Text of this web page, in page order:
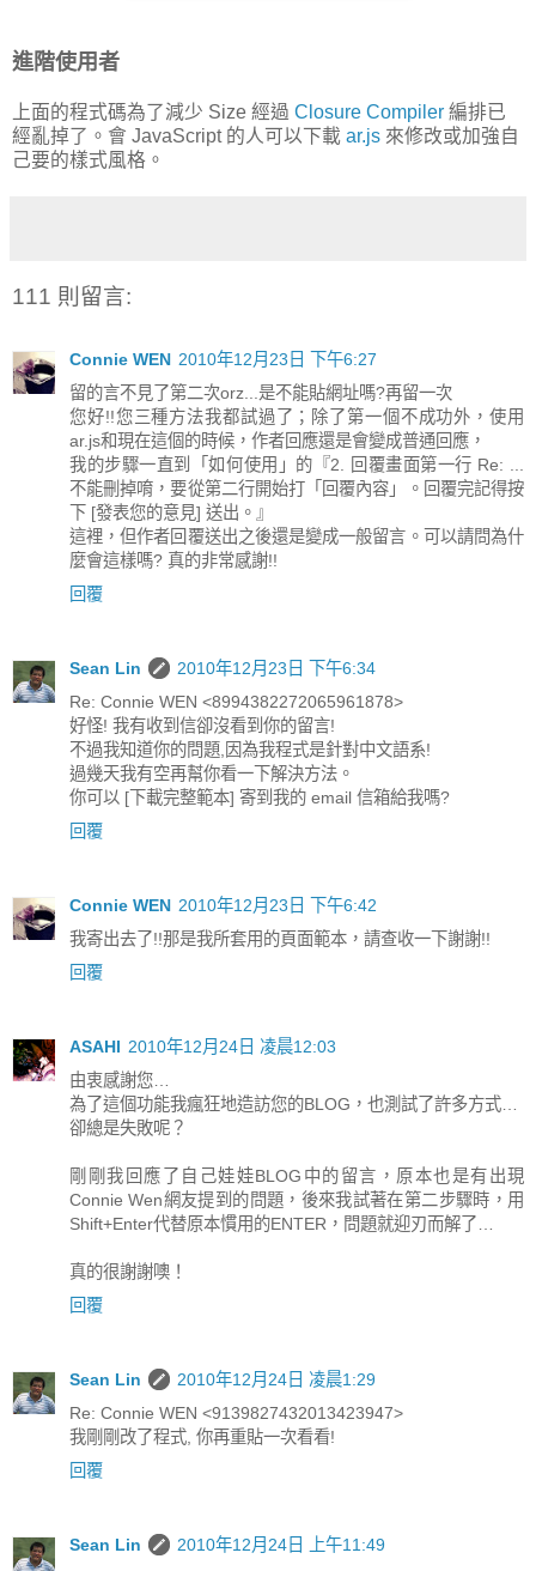
進階使用者
上面的程式碼為了減少 Size 經過 Closure Compiler 編排已
經亂掉了。會 JavaScript 的人可以下載 ar.js 來修改或加強自
己要的樣式風格。
111 則留言:
Connie WEN 2010年12月23日 下午6:27
留的言不見了第二次orz...是不能貼網址嗎?再留一次
您好!!您三種方法我都試過了；除了第一個不成功外，使用
ar.js和現在這個的時候，作者回應還是會變成普通回應，
我的步驟一直到「如何使用」的『2. 回覆畫面第一行 Re: ...
不能刪掉唷，要從第二行開始打「回覆內容」。回覆完記得按
下 [發表您的意見] 送出。』
這裡，但作者回覆送出之後還是變成一般留言。可以請問為什
麼會這樣嗎? 真的非常感謝!!
回覆
Sean Lin
2010年12月23日 下午6:34
Re: Connie WEN <8994382272065961878>
好怪! 我有收到信卻沒看到你的留言!
不過我知道你的問題,因為我程式是針對中文語系!
過幾天我有空再幫你看一下解決方法。
你可以 [下載完整範本] 寄到我的 email 信箱給我嗎?
回覆
Connie WEN 2010年12月23日 下午6:42
我寄出去了!!那是我所套用的頁面範本，請查收一下謝謝!!
回覆
ASAHI 2010年12月24日 凌晨12:03
由衷感謝您…
為了這個功能我瘋狂地造訪您的BLOG，也測試了許多方式…
卻總是失敗呢？
剛剛我回應了自己娃娃BLOG中的留言，原本也是有出現
Connie Wen網友提到的問題，後來我試著在第二步驟時，用
Shift+Enter代替原本慣用的ENTER，問題就迎刃而解了…
真的很謝謝噢！
回覆
Sean Lin
2010年12月24日 凌晨1:29
Re: Connie WEN <9139827432013423947>
我剛剛改了程式, 你再重貼一次看看!
回覆
Sean Lin
2010年12月24日 上午11:49